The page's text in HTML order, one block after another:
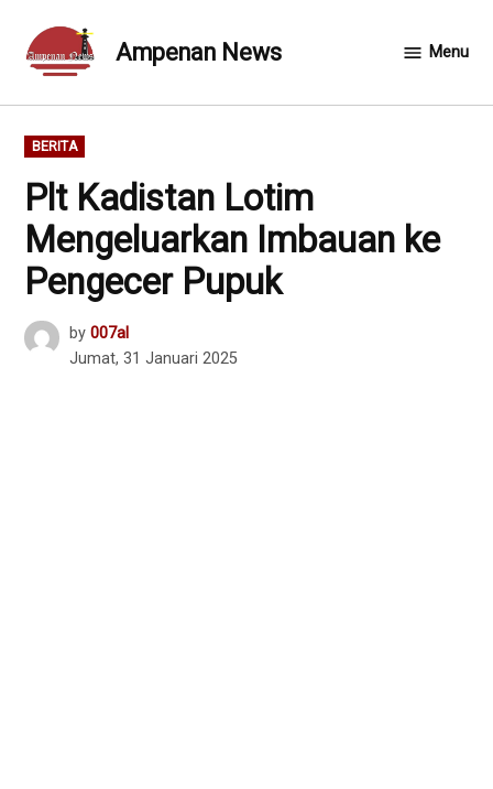
content
Ampenan News Menu
POSTED
IN
BERITA
Plt Kadistan Lotim
Mengeluarkan Imbauan ke
Pengecer Pupuk
by 007al
Jumat, 31 Januari 2025